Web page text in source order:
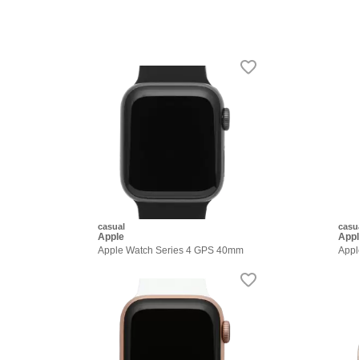
casual
Apple
Apple Watch Series 4 GPS 40mm